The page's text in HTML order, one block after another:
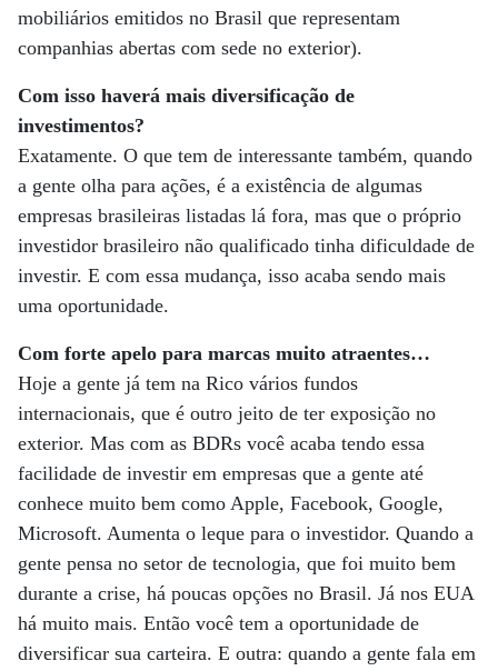
mobiliários emitidos no Brasil que representam
companhias abertas com sede no exterior).
Com isso haverá mais diversificação de
investimentos?
Exatamente. O que tem de interessante também, quando
a gente olha para ações, é a existência de algumas
empresas brasileiras listadas lá fora, mas que o próprio
investidor brasileiro não qualificado tinha dificuldade de
investir. E com essa mudança, isso acaba sendo mais
uma oportunidade.
Com forte apelo para marcas muito atraentes…
Hoje a gente já tem na Rico vários fundos
internacionais, que é outro jeito de ter exposição no
exterior. Mas com as BDRs você acaba tendo essa
facilidade de investir em empresas que a gente até
conhece muito bem como Apple, Facebook, Google,
Microsoft. Aumenta o leque para o investidor. Quando a
gente pensa no setor de tecnologia, que foi muito bem
durante a crise, há poucas opções no Brasil. Já nos EUA
há muito mais. Então você tem a oportunidade de
diversificar sua carteira. E outra: quando a gente fala em